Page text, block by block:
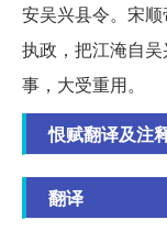
安吴兴县令。宋
执政，把江淹自
事，大受重用。
恨赋翻译及注
翻译